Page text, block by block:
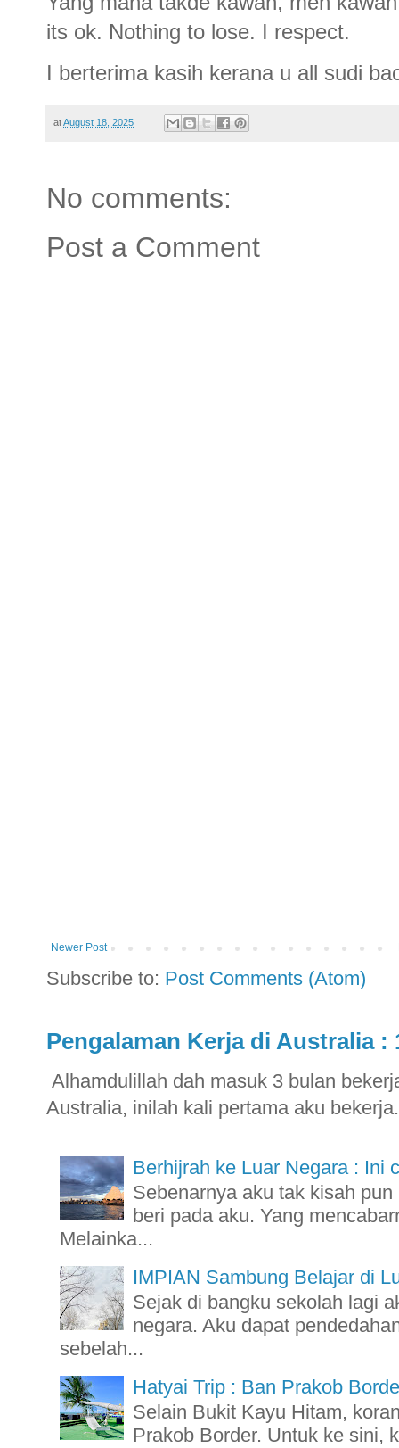
its ok. Nothing to lose. I respect.
I berterima kasih kerana u all sudi
atAugust 18, 2025
No comments:
Post a Comment
Newer Post
Subscribe to: Post Comments (Atom)
Pengalaman Kerja di Australia :
Alhamdulillah dah masuk 3 bulan
Australia, inilah kali pertama aku
Berhijrah ke Luar Negara : Ini
Sebenarnya aku tak kisah
beri pada aku. Yang
Melainka...
IMPIAN Sambung Belajar di
Sejak di bangku sekolah lagi
negara. Aku dapat
sebelah...
Hatyai Trip : Ban Prakob
Selain Bukit Kayu Hitam,
Prakob Border. Untuk ke sini,